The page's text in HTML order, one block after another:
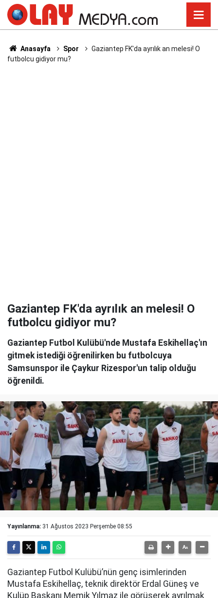
Anasayfa Spor
Gaziantep FK'da ayrılık an melesi! O
futbolcu gidiyor mu?
Gaziantep FK'da ayrılık an melesi! O
futbolcu gidiyor mu?
Gaziantep Futbol Kulübü'nde Mustafa Eskihellaç'ın
gitmek istediği öğrenilirken bu futbolcuya
Samsunspor ile Çaykur Rizespor'un talip olduğu
öğrenildi.
Yayınlanma: 31 Ağustos 2023 Perşembe 08:55
Gaziantep Futbol Kulübü’nün genç isimlerinden
Mustafa Eskihellaç, teknik direktör Erdal Güneş ve
Kulüp Başkanı Memik Yılmaz ile görüşerek ayrılmak